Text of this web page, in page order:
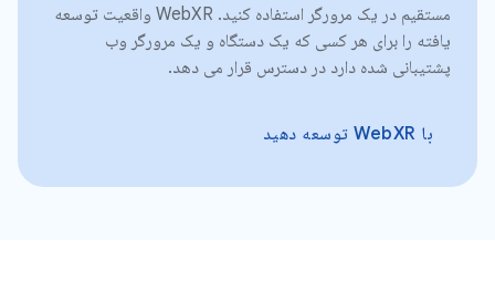
مستقیم در یک مرورگر استفاده کنید. WebXR واقعیت توسعه
یافته را برای هر کسی که یک دستگاه و یک مرورگر وب
پشتیبانی شده دارد در دسترس قرار می دهد.
با WebXR توسعه دهید